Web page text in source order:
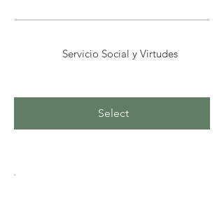
Select
Servicio Social y Virtudes